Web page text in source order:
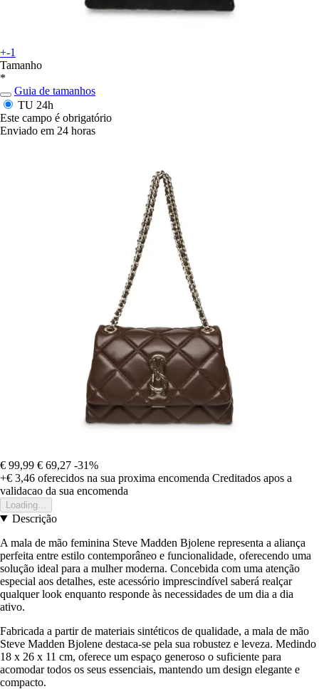
+-1
Tamanho
*
Guia de tamanhos
TU 24h
Este campo é obrigatório
Enviado em 24 horas
€ 99,99 € 69,27 -31%
+€ 3,46 oferecidos na sua proxima encomenda Creditados apos a
validacao da sua encomenda
Loading...
Descrição
A mala de mão feminina Steve Madden Bjolene representa a aliança
perfeita entre estilo contemporâneo e funcionalidade, oferecendo uma
solução ideal para a mulher moderna. Concebida com uma atenção
especial aos detalhes, este acessório imprescindível saberá realçar
qualquer look enquanto responde às necessidades de um dia a dia
ativo.
Fabricada a partir de materiais sintéticos de qualidade, a mala de mão
Steve Madden Bjolene destaca-se pela sua robustez e leveza. Medindo
18 x 26 x 11 cm, oferece um espaço generoso o suficiente para
acomodar todos os seus essenciais, mantendo um design elegante e
compacto.